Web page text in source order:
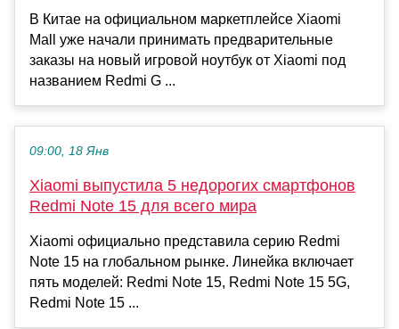
В Китае на официальном маркетплейсе Xiaomi
Mall уже начали принимать предварительные
заказы на новый игровой ноутбук от Xiaomi под
названием Redmi G ...
09:00, 18 Янв
Xiaomi выпустила 5 недорогих смартфонов
Redmi Note 15 для всего мира
Xiaomi официально представила серию Redmi
Note 15 на глобальном рынке. Линейка включает
пять моделей: Redmi Note 15, Redmi Note 15 5G,
Redmi Note 15 ...